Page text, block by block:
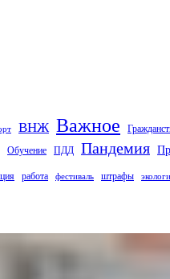
ВНЖ Важное
Обучение ПДД Пандемия
работа фестиваль штрафы